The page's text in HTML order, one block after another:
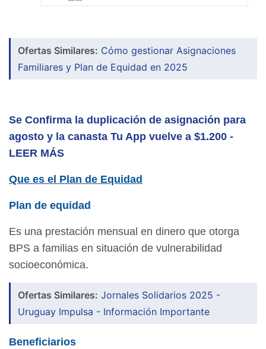
Ofertas Similares: Cómo gestionar Asignaciones
Familiares y Plan de Equidad en 2025
Se Confirma la duplicación de asignación para
agosto y la canasta Tu App vuelve a $1.200 -
LEER MÁS
Que es el Plan de Equidad
Plan de equidad
Es una prestación mensual en dinero que otorga
BPS a familias en situación de vulnerabilidad
socioeconómica.
Ofertas Similares: Jornales Solidarios 2025 -
Uruguay Impulsa - Información Importante
Beneficiarios